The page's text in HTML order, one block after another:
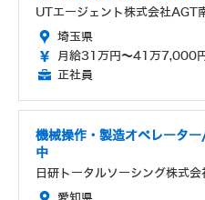
UTエージェント株式会社AGT
埼玉県
月給31万円～41万7,000
正社員
機械操作・製造オペレータ
中
日研トータルソーシング株式会